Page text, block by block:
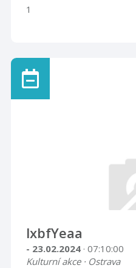
1
lxbfYeaa
- 23.02.2024 · 07:10:00
Kulturní akce · Ostrava